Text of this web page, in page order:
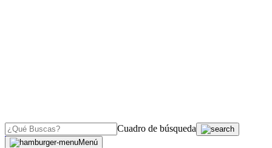
Cuadro de búsqueda
Menú
OJO